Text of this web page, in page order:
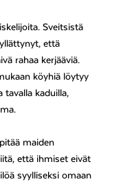
Sveitsistä
että
rahaa kerjääviä.
köyhiä löytyy
tavalla kaduilla,
maiden
että ihmiset eivät
syylliseksi omaan